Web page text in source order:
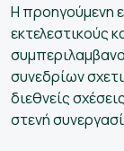
Η προηγούμενη
εκτελεστικούς
συνεδρίων
διεθνείς
στενή